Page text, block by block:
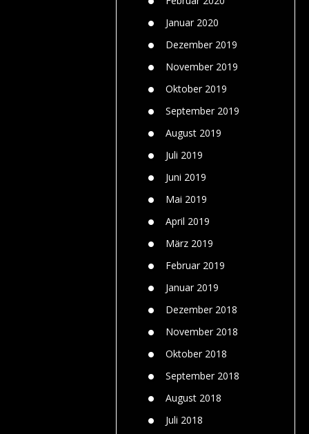
Januar 2020
Dezember 2019
November 2019
Oktober 2019
September 2019
August 2019
Juli 2019
Juni 2019
Mai 2019
April 2019
März 2019
Februar 2019
Januar 2019
Dezember 2018
November 2018
Oktober 2018
September 2018
August 2018
Juli 2018